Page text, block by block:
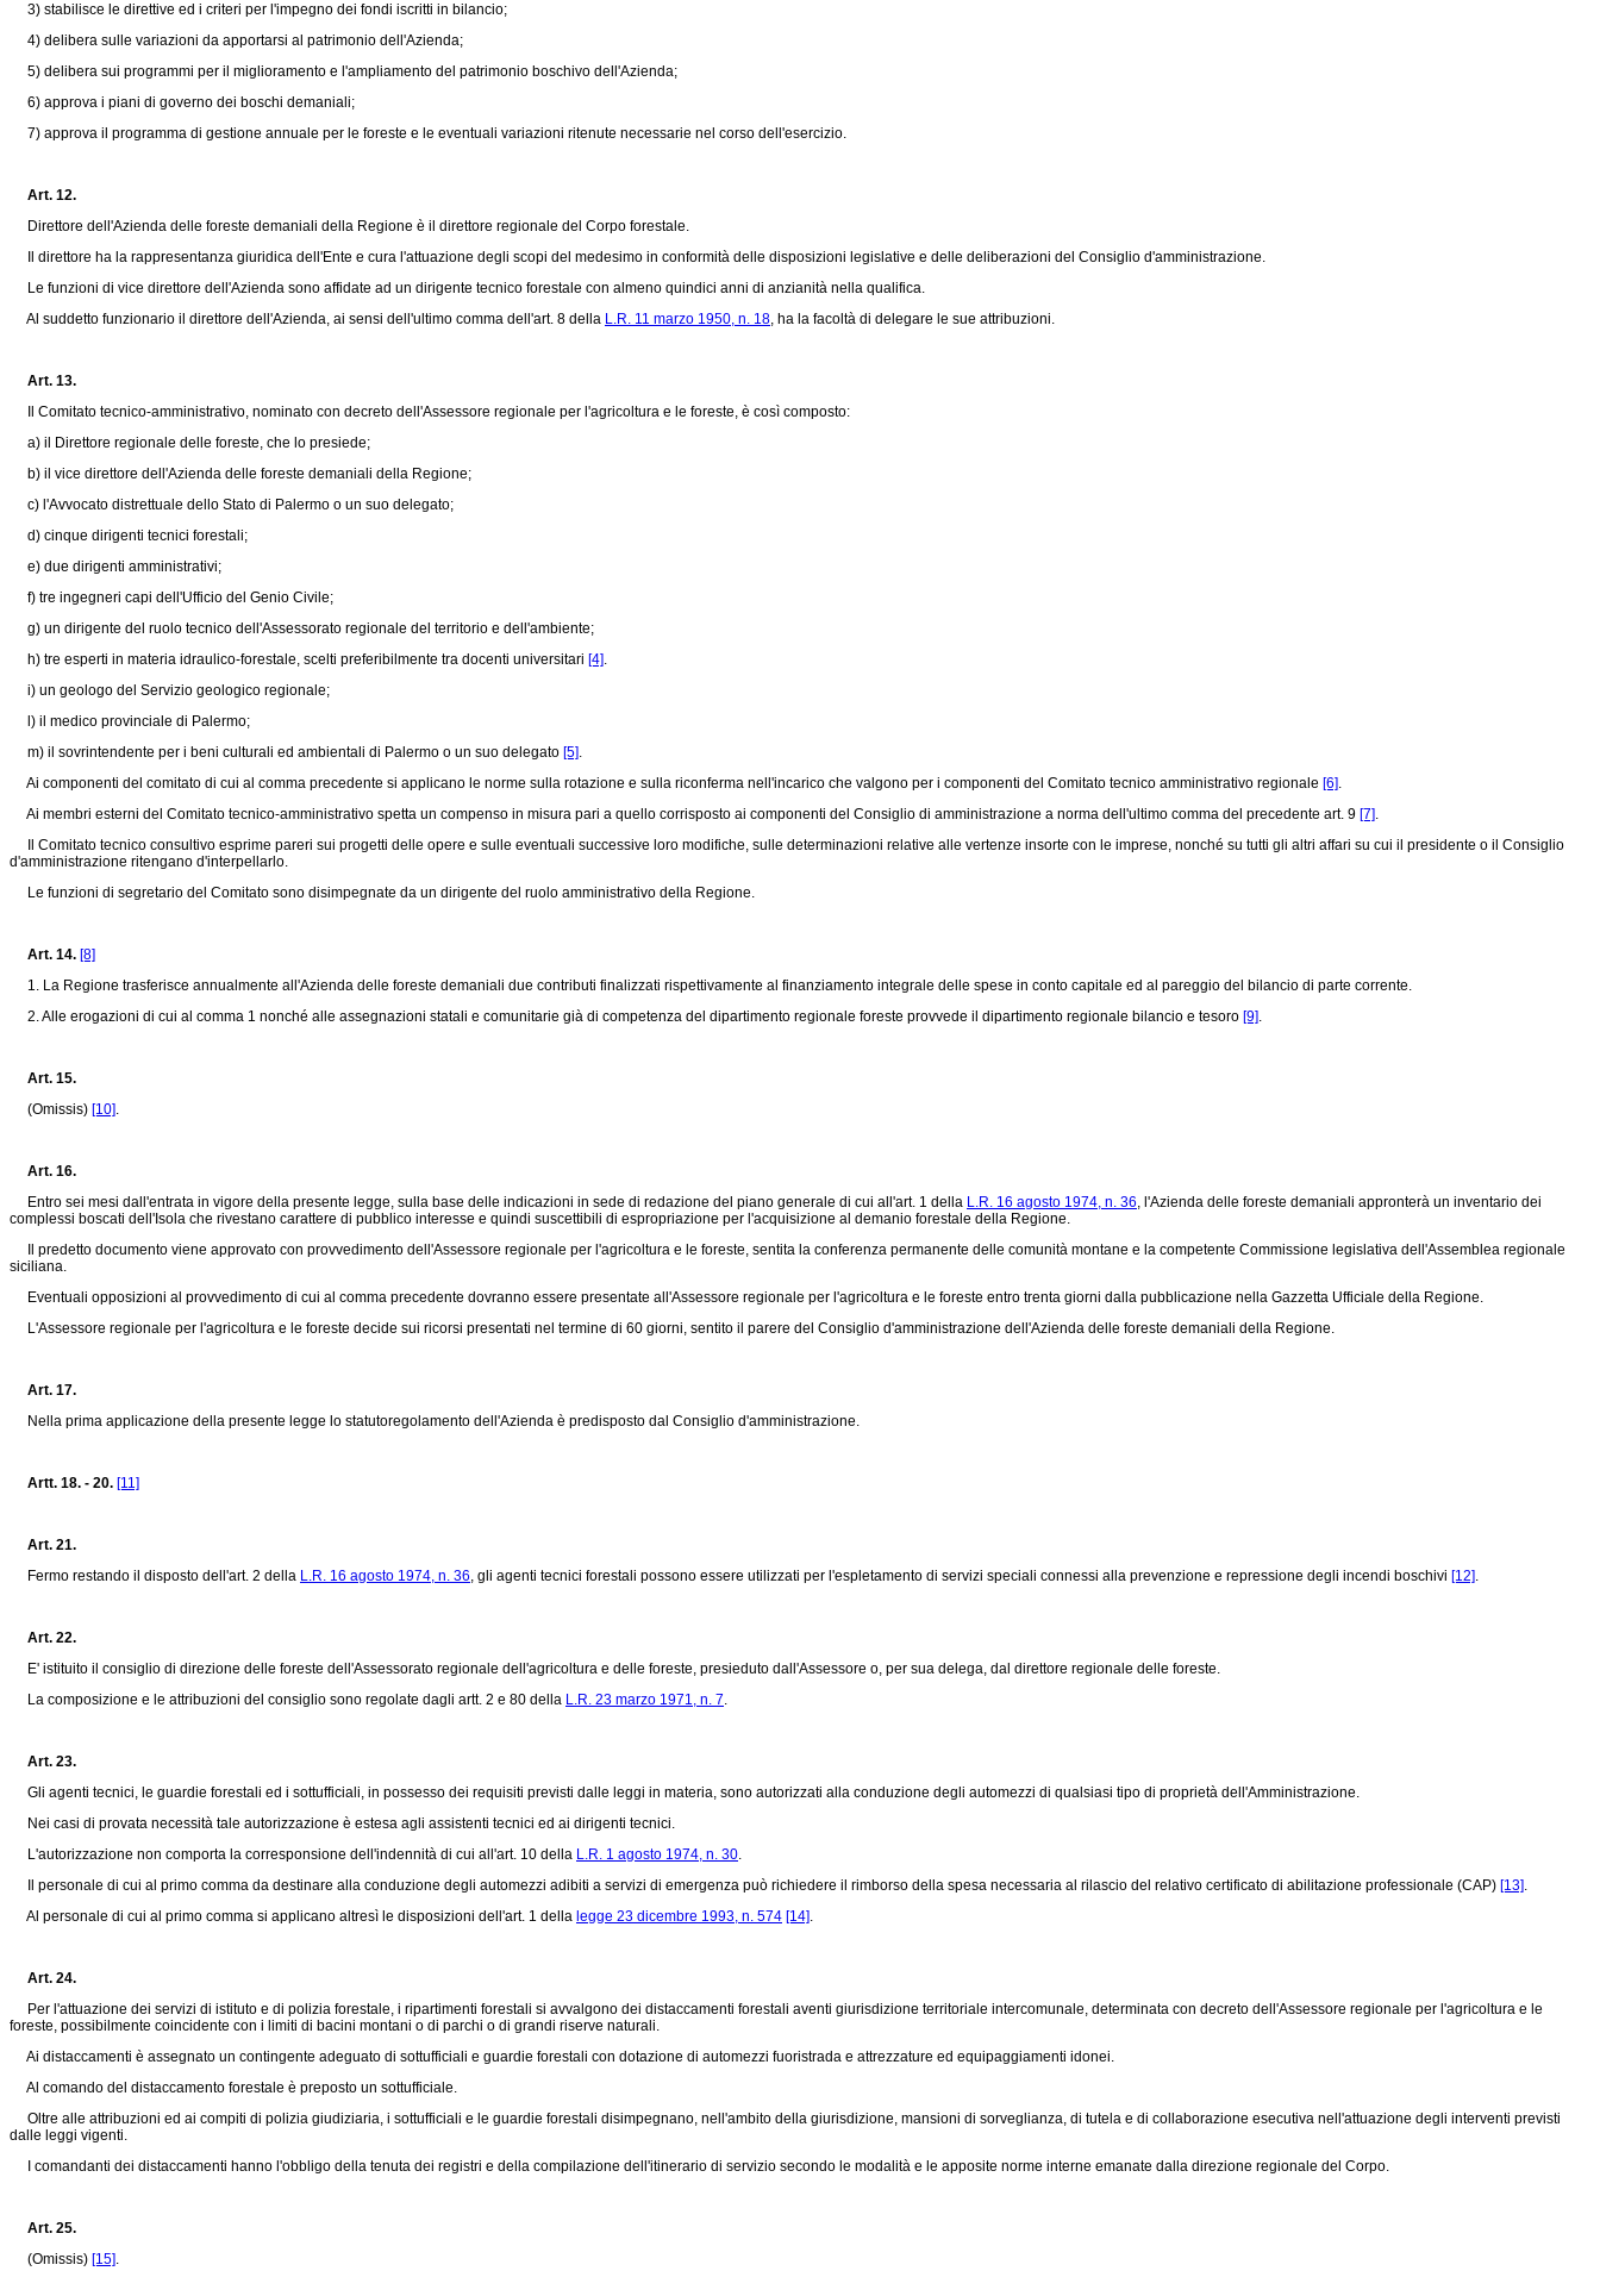
3) stabilisce le direttive ed i criteri per l'impegno dei fondi iscritti in bilancio;
4) delibera sulle variazioni da apportarsi al patrimonio dell'Azienda;
5) delibera sui programmi per il miglioramento e l'ampliamento del patrimonio boschivo dell'Azienda;
6) approva i piani di governo dei boschi demaniali;
7) approva il programma di gestione annuale per le foreste e le eventuali variazioni ritenute necessarie nel corso dell'esercizio.
Art. 12.
Direttore dell'Azienda delle foreste demaniali della Regione è il direttore regionale del Corpo forestale.
Il direttore ha la rappresentanza giuridica dell'Ente e cura l'attuazione degli scopi del medesimo in conformità delle disposizioni legislative e delle deliberazioni del Consiglio d'amministrazione.
Le funzioni di vice direttore dell'Azienda sono affidate ad un dirigente tecnico forestale con almeno quindici anni di anzianità nella qualifica.
Al suddetto funzionario il direttore dell'Azienda, ai sensi dell'ultimo comma dell'art. 8 della L.R. 11 marzo 1950, n. 18, ha la facoltà di delegare le sue attribuzioni.
Art. 13.
Il Comitato tecnico-amministrativo, nominato con decreto dell'Assessore regionale per l'agricoltura e le foreste, è così composto:
a) il Direttore regionale delle foreste, che lo presiede;
b) il vice direttore dell'Azienda delle foreste demaniali della Regione;
c) l'Avvocato distrettuale dello Stato di Palermo o un suo delegato;
d) cinque dirigenti tecnici forestali;
e) due dirigenti amministrativi;
f) tre ingegneri capi dell'Ufficio del Genio Civile;
g) un dirigente del ruolo tecnico dell'Assessorato regionale del territorio e dell'ambiente;
h) tre esperti in materia idraulico-forestale, scelti preferibilmente tra docenti universitari [4].
i) un geologo del Servizio geologico regionale;
l) il medico provinciale di Palermo;
m) il sovrintendente per i beni culturali ed ambientali di Palermo o un suo delegato [5].
Ai componenti del comitato di cui al comma precedente si applicano le norme sulla rotazione e sulla riconferma nell'incarico che valgono per i componenti del Comitato tecnico amministrativo regionale [6].
Ai membri esterni del Comitato tecnico-amministrativo spetta un compenso in misura pari a quello corrisposto ai componenti del Consiglio di amministrazione a norma dell'ultimo comma del precedente art. 9 [7].
Il Comitato tecnico consultivo esprime pareri sui progetti delle opere e sulle eventuali successive loro modifiche, sulle determinazioni relative alle vertenze insorte con le imprese, nonché su tutti gli altri affari su cui il presidente o il Consiglio
d'amministrazione ritengano d'interpellarlo.
Le funzioni di segretario del Comitato sono disimpegnate da un dirigente del ruolo amministrativo della Regione.
Art. 14. [8]
1. La Regione trasferisce annualmente all'Azienda delle foreste demaniali due contributi finalizzati rispettivamente al finanziamento integrale delle spese in conto capitale ed al pareggio del bilancio di parte corrente.
2. Alle erogazioni di cui al comma 1 nonché alle assegnazioni statali e comunitarie già di competenza del dipartimento regionale foreste provvede il dipartimento regionale bilancio e tesoro [9].
Art. 15.
(Omissis) [10].
Art. 16.
Entro sei mesi dall'entrata in vigore della presente legge, sulla base delle indicazioni in sede di redazione del piano generale di cui all'art. 1 della L.R. 16 agosto 1974, n. 36, l'Azienda delle foreste demaniali appronterà un inventario dei
complessi boscati dell'Isola che rivestano carattere di pubblico interesse e quindi suscettibili di espropriazione per l'acquisizione al demanio forestale della Regione.
Il predetto documento viene approvato con provvedimento dell'Assessore regionale per l'agricoltura e le foreste, sentita la conferenza permanente delle comunità montane e la competente Commissione legislativa dell'Assemblea regionale
siciliana.
Eventuali opposizioni al provvedimento di cui al comma precedente dovranno essere presentate all'Assessore regionale per l'agricoltura e le foreste entro trenta giorni dalla pubblicazione nella Gazzetta Ufficiale della Regione.
L'Assessore regionale per l'agricoltura e le foreste decide sui ricorsi presentati nel termine di 60 giorni, sentito il parere del Consiglio d'amministrazione dell'Azienda delle foreste demaniali della Regione.
Art. 17.
Nella prima applicazione della presente legge lo statutoregolamento dell'Azienda è predisposto dal Consiglio d'amministrazione.
Artt. 18. - 20. [11]
Art. 21.
Fermo restando il disposto dell'art. 2 della L.R. 16 agosto 1974, n. 36, gli agenti tecnici forestali possono essere utilizzati per l'espletamento di servizi speciali connessi alla prevenzione e repressione degli incendi boschivi [12].
Art. 22.
E' istituito il consiglio di direzione delle foreste dell'Assessorato regionale dell'agricoltura e delle foreste, presieduto dall'Assessore o, per sua delega, dal direttore regionale delle foreste.
La composizione e le attribuzioni del consiglio sono regolate dagli artt. 2 e 80 della L.R. 23 marzo 1971, n. 7.
Art. 23.
Gli agenti tecnici, le guardie forestali ed i sottufficiali, in possesso dei requisiti previsti dalle leggi in materia, sono autorizzati alla conduzione degli automezzi di qualsiasi tipo di proprietà dell'Amministrazione.
Nei casi di provata necessità tale autorizzazione è estesa agli assistenti tecnici ed ai dirigenti tecnici.
L'autorizzazione non comporta la corresponsione dell'indennità di cui all'art. 10 della L.R. 1 agosto 1974, n. 30.
Il personale di cui al primo comma da destinare alla conduzione degli automezzi adibiti a servizi di emergenza può richiedere il rimborso della spesa necessaria al rilascio del relativo certificato di abilitazione professionale (CAP) [13].
Al personale di cui al primo comma si applicano altresì le disposizioni dell'art. 1 della legge 23 dicembre 1993, n. 574 [14].
Art. 24.
Per l'attuazione dei servizi di istituto e di polizia forestale, i ripartimenti forestali si avvalgono dei distaccamenti forestali aventi giurisdizione territoriale intercomunale, determinata con decreto dell'Assessore regionale per l'agricoltura e le
foreste, possibilmente coincidente con i limiti di bacini montani o di parchi o di grandi riserve naturali.
Ai distaccamenti è assegnato un contingente adeguato di sottufficiali e guardie forestali con dotazione di automezzi fuoristrada e attrezzature ed equipaggiamenti idonei.
Al comando del distaccamento forestale è preposto un sottufficiale.
Oltre alle attribuzioni ed ai compiti di polizia giudiziaria, i sottufficiali e le guardie forestali disimpegnano, nell'ambito della giurisdizione, mansioni di sorveglianza, di tutela e di collaborazione esecutiva nell'attuazione degli interventi previsti
dalle leggi vigenti.
I comandanti dei distaccamenti hanno l'obbligo della tenuta dei registri e della compilazione dell'itinerario di servizio secondo le modalità e le apposite norme interne emanate dalla direzione regionale del Corpo.
Art. 25.
(Omissis) [15].